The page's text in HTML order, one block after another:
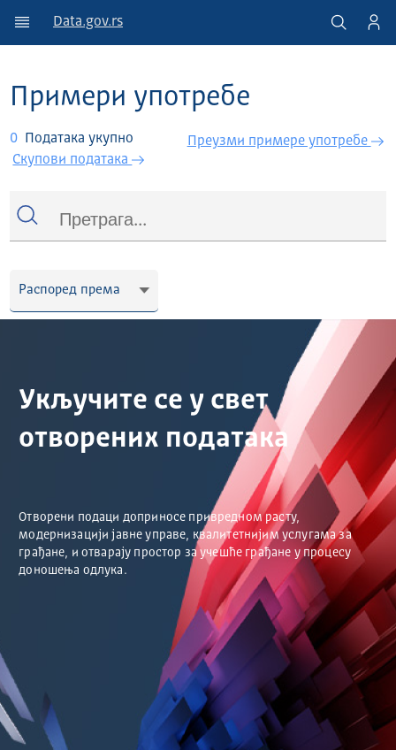
Data.gov.rs
Примери употребе
0 Података укупно
Скупови података
Преузми примере употребе
Укључите се у свет
отворених података
Отворени подаци доприносе привредном расту,
модернизацији јавне управе, квалитетнијим услугама за
грађане, и отварају простор за учешће грађане у процесу
доношења одлука.